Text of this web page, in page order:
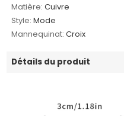
Matière: Cuivre
Style: Mode
Mannequinat: Croix
Détails du produit